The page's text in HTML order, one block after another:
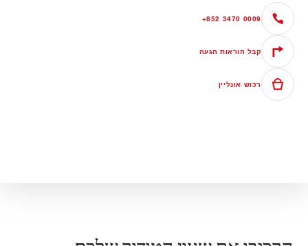
+852 3470 0009
קבל הוראות הגעה
רכוש אונליין